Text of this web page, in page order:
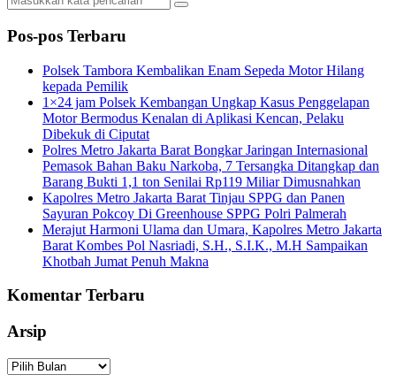
Pos-pos Terbaru
Polsek Tambora Kembalikan Enam Sepeda Motor Hilang
kepada Pemilik
1×24 jam Polsek Kembangan Ungkap Kasus Penggelapan
Motor Bermodus Kenalan di Aplikasi Kencan, Pelaku
Dibekuk di Ciputat
Polres Metro Jakarta Barat Bongkar Jaringan Internasional
Pemasok Bahan Baku Narkoba, 7 Tersangka Ditangkap dan
Barang Bukti 1,1 ton Senilai Rp119 Miliar Dimusnahkan
Kapolres Metro Jakarta Barat Tinjau SPPG dan Panen
Sayuran Pokcoy Di Greenhouse SPPG Polri Palmerah
Merajut Harmoni Ulama dan Umara, Kapolres Metro Jakarta
Barat Kombes Pol Nasriadi, S.H., S.I.K., M.H Sampaikan
Khotbah Jumat Penuh Makna
Komentar Terbaru
Arsip
Arsip